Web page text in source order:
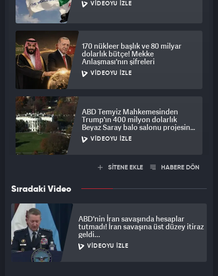
VIDEOYU İZLE
170 nükleer başlık ve 80 milyar
dolarlık bütçe! Mekke
Anlaşması'nın şifreleri
VIDEOYU İZLE
ABD Temyiz Mahkemesinden
Trump'ın 400 milyon dolarlık
Beyaz Saray balo salonu projesine
engelVIDEOYU İZLE
SİTENE EKLE HABERE DÖN
Sıradaki Video
ABD'nin İran savaşında hesaplar
tutmadı! İran savaşına üst düzey itiraz
geldi...
VIDEOYU İZLE